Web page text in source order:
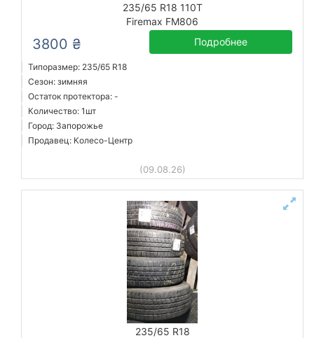
235/65 R18 110T
Firemax FM806
3800 ₴ Подробнее
Типоразмер: 235/65 R18
Сезон: зимняя
Остаток протектора: -
Количество: 1шт
Город: Запорожье
Продавец: Колесо-Центр
(09.08.26)
235/65 R18